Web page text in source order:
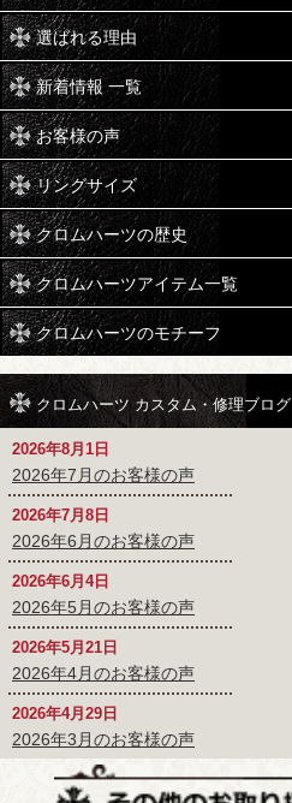
選ばれる理由
新着情報 一覧
お客様の声
リングサイズ
クロムハーツの歴史
クロムハーツアイテム一覧
クロムハーツのモチーフ
クロムハーツ カスタム・修理ブログ
2026年8月1日
2026年7月のお客様の声
2026年7月8日
2026年6月のお客様の声
2026年6月4日
2026年5月のお客様の声
2026年5月21日
2026年4月のお客様の声
2026年4月29日
2026年3月のお客様の声